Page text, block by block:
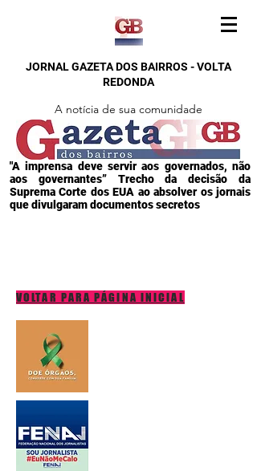
JORNAL GAZETA DOS BAIRROS - VOLTA
REDONDA
A notícia de sua comunidade
"A imprensa deve servir aos governados, não
aos governantes” Trecho da decisão da
Suprema Corte dos EUA ao absolver os jornais
que divulgaram documentos secretos
VOLTAR PARA PÁGINA INICIAL